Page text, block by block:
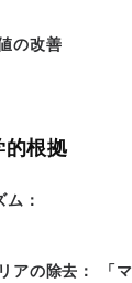
の改善
的根拠
：
アの除去： 「